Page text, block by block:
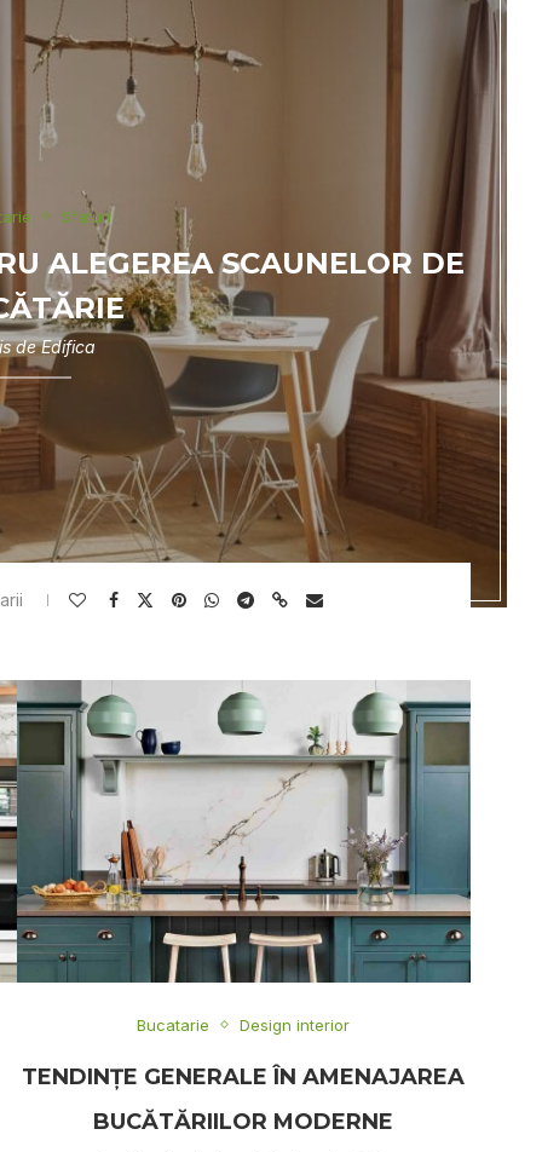
Sfaturi
ALEGEREA SCAUNELOR DE
deEdifica
Bucatarie Design interior
TENDINŢE GENERALE ÎN AMENAJAREA
BUCĂTĂRIILOR MODERNE